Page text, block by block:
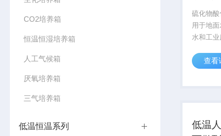
CO2培养箱
恒温恒湿培养箱
人工气候箱
厌氧培养箱
三气培养箱
低温恒温系列
硫化物
用于地
水和工
2022年
量法)标
查看
低温